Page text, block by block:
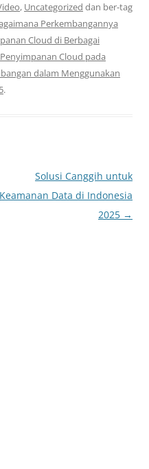
, Uncategorized dan ber-tag
Perkembangannya
Cloud di Berbagai
Cloud pada
dalam Menggunakan
.
Solusi Canggih untuk
Keamanan Data di Indonesia
2025 →